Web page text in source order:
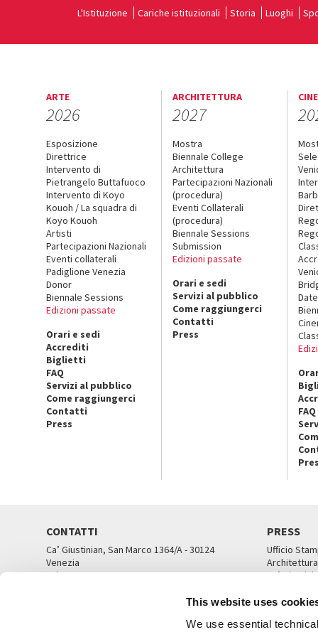
This website uses
We use essential
L'Istituzione Cariche istituzionali Storia Luoghi
ARTE
2026
Esposizione
Direttrice
Intervento di
Pietrangelo Buttafuoco
Intervento di Koyo
Kouoh / La squadra di
Koyo Kouoh
Artisti
Partecipazioni Nazionali
Eventi collaterali
Padiglione Venezia
Donor
Biennale Sessions
Edizioni passate
Orari e sedi
Accrediti
Biglietti
FAQ
Servizi al pubblico
Come raggiungerci
Contatti
Press
ARCHITETTURA
2027
Mostra
Biennale College
Architettura
Partecipazioni Nazionali
(procedura)
Eventi Collaterali
(procedura)
Biennale Sessions
Submission
Edizioni passate
Orari e sedi
Servizi al pubblico
Come raggiungerci
Contatti
Press
FAQ
CONTATTI
Ca’ Giustinian, San Marco 1364/A - 30124
Venezia
Tel. 041 5218711
PRESS
Ufficio
Architettura
Ca’
UFFICI